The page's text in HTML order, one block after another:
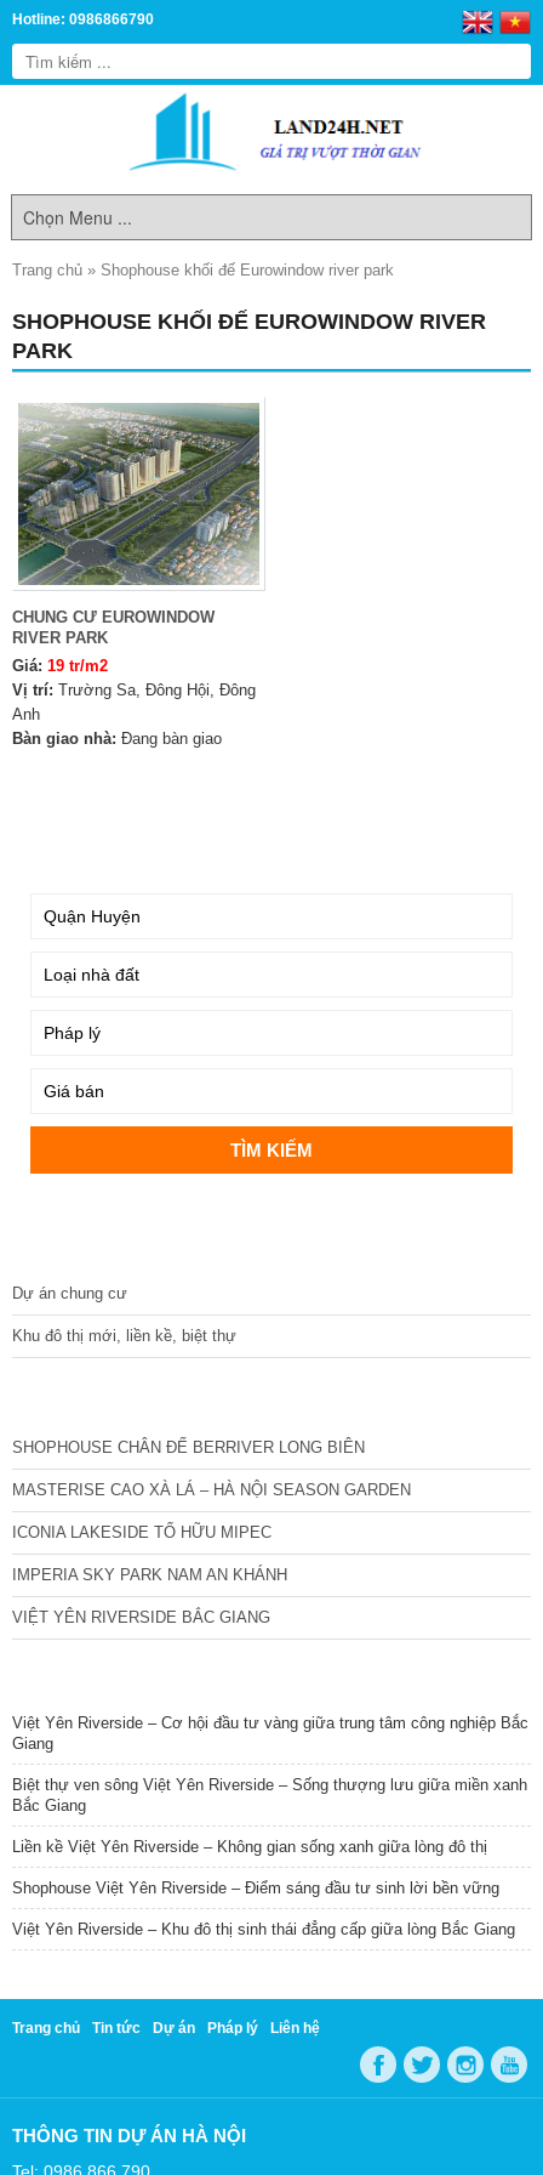
Hotline: 0986866790
Trang chủ » Shophouse khối đế Eurowindow river park
SHOPHOUSE KHỐI ĐẾ EUROWINDOW RIVER
PARK
CHUNG CƯ EUROWINDOW
RIVER PARK
Giá: 19 tr/m2
Vị trí: Trường Sa, Đông Hội, Đông
Anh
Bàn giao nhà: Đang bàn giao
Dự án chung cư
Khu đô thị mới, liền kề, biệt thự
SHOPHOUSE CHÂN ĐẾ BERRIVER LONG BIÊN
MASTERISE CAO XÀ LÁ – HÀ NỘI SEASON GARDEN
ICONIA LAKESIDE TỐ HỮU MIPEC
IMPERIA SKY PARK NAM AN KHÁNH
VIỆT YÊN RIVERSIDE BẮC GIANG
Việt Yên Riverside – Cơ hội đầu tư vàng giữa trung tâm công nghiệp Bắc
Giang
Biệt thự ven sông Việt Yên Riverside – Sống thượng lưu giữa miền xanh
Bắc Giang
Liền kề Việt Yên Riverside – Không gian sống xanh giữa lòng đô thị
Shophouse Việt Yên Riverside – Điểm sáng đầu tư sinh lời bền vững
Việt Yên Riverside – Khu đô thị sinh thái đẳng cấp giữa lòng Bắc Giang
Trang chủ Tin tức Dự án Pháp lý Liên hệ
THÔNG TIN DỰ ÁN HÀ NỘI